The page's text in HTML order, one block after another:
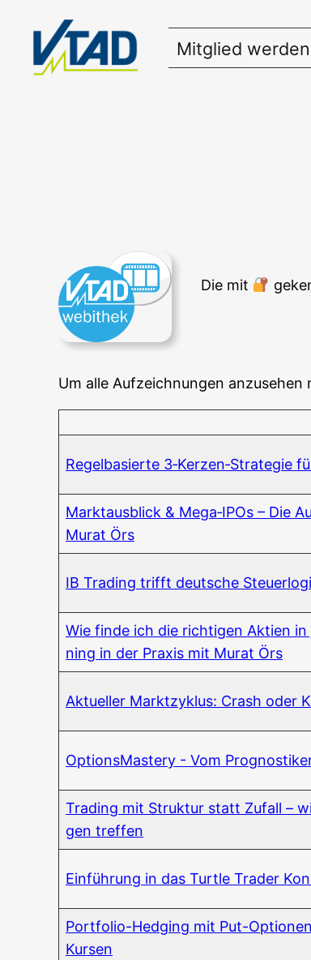
springen
Mitglied werden
Die mit
Um alle Auf­zeich­nun­gen anzu­se­hen
Regel­ba­sier­te 3‑Kerzen‑Strategie
Markt­aus­blick & Mega‑IPOs – Die
Murat Örs
IB Tra­ding trifft deut­sche
Wie fin­de ich die rich­ti­gen Akti­en
ning in der Pra­xis mit Murat Örs
Aktu­el­ler Markt­zy­klus: Crash oder
Opti­ons­Mas­tery - Vom
Tra­ding mit Struk­tur statt Zufall –
gen treffen
Ein­füh­rung in das Turt­le Trader
Port­fo­lio-Hedging mit Put-
Kursen